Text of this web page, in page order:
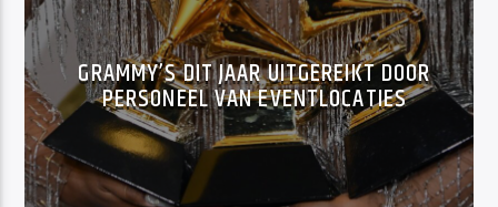
GRAMMY’S DIT JAAR UITGEREIKT DOOR
PERSONEEL VAN EVENTLOCATIES